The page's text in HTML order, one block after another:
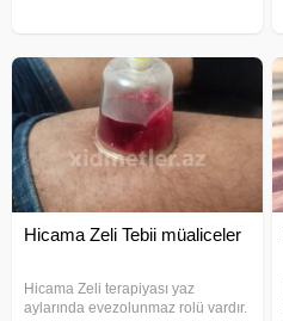
Hicama Zeli Tebii müaliceler
Hicama Zeli terapiyası yaz
aylarında evezolunmaz rolü vardır.